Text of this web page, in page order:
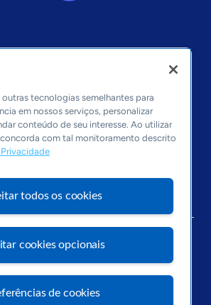
tecnologias semelhantes para
em nossos serviços, personalizar
conteúdo de seu interesse. Ao utilizar
com tal monitoramento descrito
todos os cookies
cookies opcionais
de cookies